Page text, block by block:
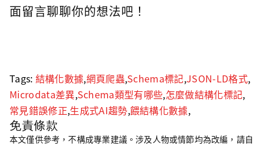
面留言聊聊你的想法吧！
Tags: 結構化數據,網頁爬蟲,Schema標記,JSON-LD格式,
Microdata差異,Schema類型有哪些,怎麼做結構化標記,
常見錯誤修正,生成式AI趨勢,餵結構化數據,
免責條款
本文僅供參考，不構成專業建議。涉及人物或情節均為改編，請自